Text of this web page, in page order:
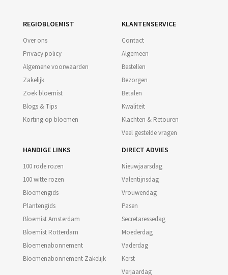
REGIOBLOEMIST
Over ons
Privacy policy
Algemene voorwaarden
Zakelijk
Zoek bloemist
Blogs & Tips
Korting op bloemen
KLANTENSERVICE
Contact
Algemeen
Bestellen
Bezorgen
Betalen
Kwaliteit
Klachten & Retouren
Veel gestelde vragen
HANDIGE LINKS
100 rode rozen
100 witte rozen
Bloemengids
Plantengids
Bloemist Amsterdam
Bloemist Rotterdam
Bloemenabonnement
Bloemenabonnement Zakelijk
DIRECT ADVIES
Nieuwjaarsdag
Valentijnsdag
Vrouwendag
Pasen
Secretaressedag
Moederdag
Vaderdag
Kerst
Verjaardag